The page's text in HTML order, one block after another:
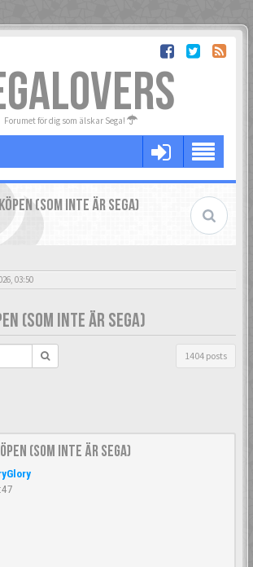
Forumet för dig som älskar Sega!
(SOM INTE ÄR SEGA)
03:50
(SOM INTE ÄR SEGA)
1404 posts
(som inte är Sega)